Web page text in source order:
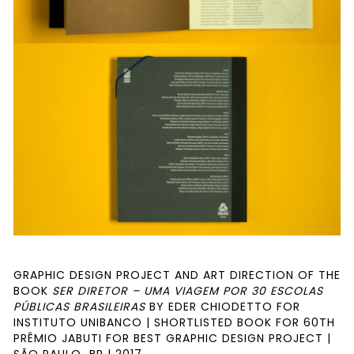
GRAPHIC DESIGN PROJECT AND ART DIRECTION OF THE
BOOK SER DIRETOR – UMA VIAGEM POR 30 ESCOLAS
PÚBLICAS BRASILEIRASBY EDER CHIODETTO FOR
INSTITUTO UNIBANCO | SHORTLISTED BOOK FOR 60TH
PRÊMIO JABUTI FOR BEST GRAPHIC DESIGN PROJECT |